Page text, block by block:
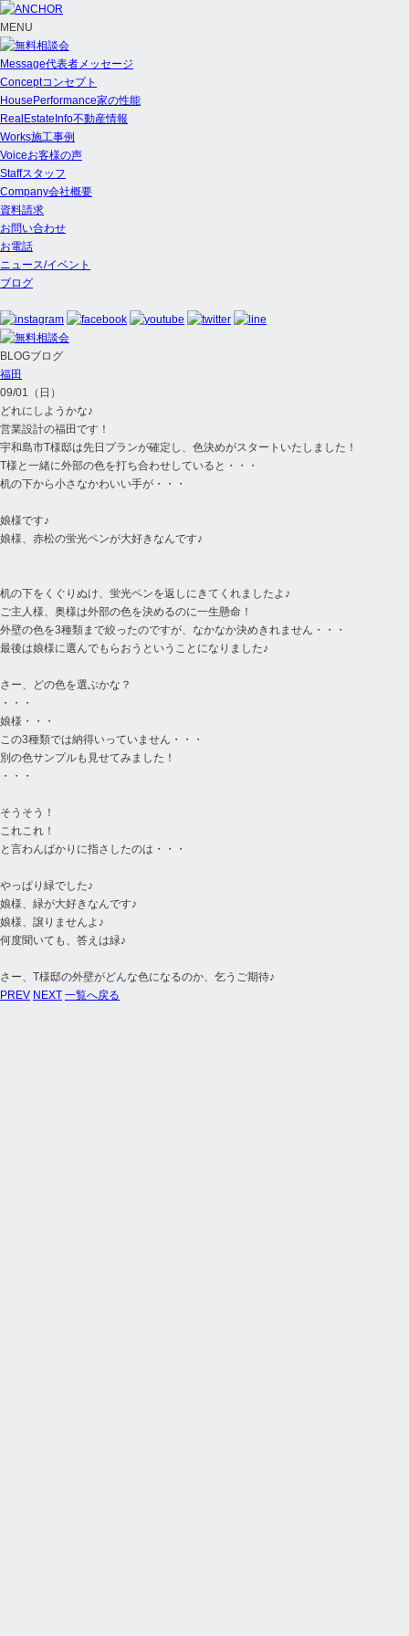
MENU
Message代表者メッセージ
Conceptコンセプト
HousePerformance家の性能
RealEstateInfo不動産情報
Works施工事例
Voiceお客様の声
Staffスタッフ
Company会社概要
資料請求
お問い合わせ
お電話
ニュース/イベント
ブログ
BLOGブログ
福田
09/01（日）
どれにしようかな♪
営業設計の福田です！
宇和島市T様邸は先日プランが確定し、色決めがスタートいたしました！
T様と一緒に外部の色を打ち合わせしていると・・・
机の下から小さなかわいい手が・・・
娘様です♪
娘様、赤松の蛍光ペンが大好きなんです♪
机の下をくぐりぬけ、蛍光ペンを返しにきてくれましたよ♪
ご主人様、奥様は外部の色を決めるのに一生懸命！
外壁の色を3種類まで絞ったのですが、なかなか決めきれません・・・
最後は娘様に選んでもらおうということになりました♪
さー、どの色を選ぶかな？
・・・
娘様・・・
この3種類では納得いっていません・・・
別の色サンプルも見せてみました！
・・・
そうそう！
これこれ！
と言わんばかりに指さしたのは・・・
やっぱり緑でした♪
娘様、緑が大好きなんです♪
娘様、譲りませんよ♪
何度聞いても、答えは緑♪
さー、T様邸の外壁がどんな色になるのか、乞うご期待♪
PREV NEXT 一覧へ戻る